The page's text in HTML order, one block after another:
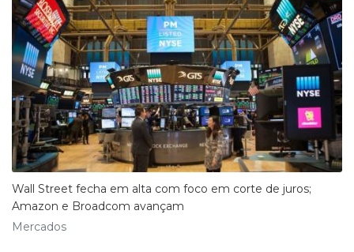
Wall Street fecha em alta com foco em corte de juros;
Amazon e Broadcom avançam
Mercados